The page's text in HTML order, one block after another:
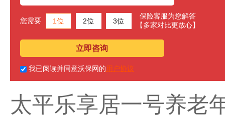
您需要 1位 2位 3位
保险客服为您解答
【多家对比更放心】
立即咨询
我已阅读并同意沃保网的 用户协议
太平乐享居一号养老